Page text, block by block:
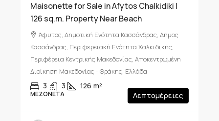
Maisonette for Sale in Afytos Chalkidiki |
126 sq.m. Property Near Beach
Άφυτος, Δημοτική Ενότητα Κασσάνδρας, Δήμος
Κασσάνδρας, Περιφερειακή Ενότητα Χαλκιδικής,
Περιφέρεια Κεντρικής Μακεδονίας, Αποκεντρωμένη
Διοίκηση Μακεδονίας - Θράκης, Ελλάδα
3 3 126 m²
ΜΕΖΟΝΈΤΑ Λεπτομέρειες